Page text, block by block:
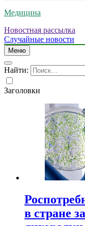
Медицина
Новостная рассылка
Случайные новости
Меню
Найти:
Заголовки
в стране